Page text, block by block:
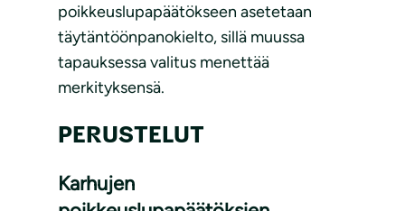
poikkeuslupapäätökseen asetetaan
täytäntöönpanokielto, sillä muussa
tapauksessa valitus menettää
merkityksensä.
PERUSTELUT
Karhujen